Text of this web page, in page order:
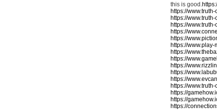
this is good.
https://
https://
https://
https://
https://
https://
https://
https://
https://
https://
https://
https://
https://
https://
https://